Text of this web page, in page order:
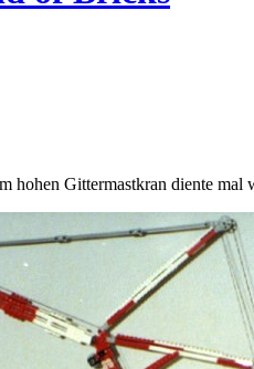
hohen Gittermastkran diente